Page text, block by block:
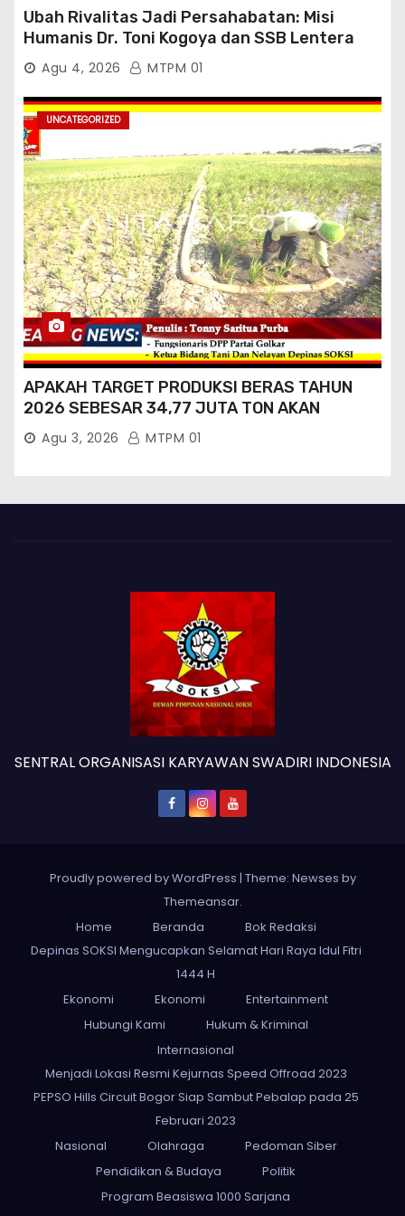
Ubah Rivalitas Jadi Persahabatan: Misi
Humanis Dr. Toni Kogoya dan SSB Lentera
TimurAgu 4, 2026 MTPM 01
UNCATEGORIZED
APAKAH TARGET PRODUKSI BERAS TAHUN
2026 SEBESAR 34,77 JUTA TON AKAN
TERCAPAI ?
Agu 3, 2026 MTPM 01
SENTRAL ORGANISASI KARYAWAN SWADIRI INDONESIA
Proudly powered by WordPress | Theme: Newses by
Themeansar.
Home
Beranda
Bok Redaksi
Depinas SOKSI Mengucapkan Selamat Hari Raya Idul Fitri
1444 H
Ekonomi
Ekonomi
Entertainment
Hubungi Kami
Hukum & Kriminal
Internasional
Menjadi Lokasi Resmi Kejurnas Speed Offroad 2023
PEPSO Hills Circuit Bogor Siap Sambut Pebalap pada 25
Februari 2023
Nasional
Olahraga
Pedoman Siber
Pendidikan & Budaya
Politik
Program Beasiswa 1000 Sarjana